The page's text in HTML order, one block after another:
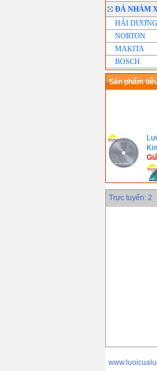
ĐÁ NHÁM
HẢI DƯƠNG
NORTON
MAKITA
BOSCH
Sản phẩm
Trực tuyến: 2